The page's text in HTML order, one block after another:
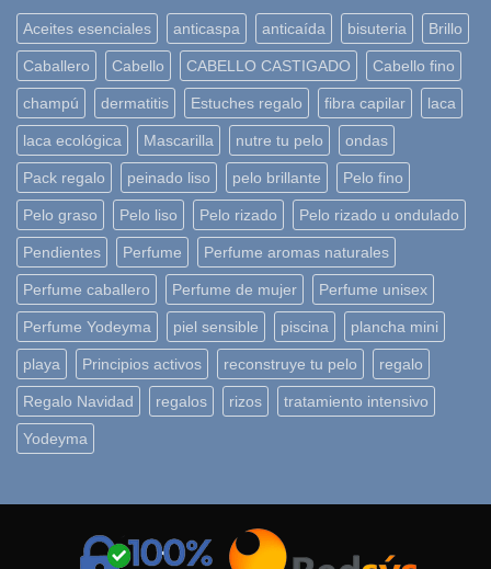
Aceites esenciales anticaspa anticaída bisuteria Brillo
Caballero Cabello CABELLO CASTIGADO Cabello fino
champú dermatitis Estuches regalo fibra capilar laca
laca ecológica Mascarilla nutre tu pelo ondas
Pack regalo peinado liso pelo brillante Pelo fino
Pelo graso Pelo liso Pelo rizado Pelo rizado u ondulado
Pendientes Perfume Perfume aromas naturales
Perfume caballero Perfume de mujer Perfume unisex
Perfume Yodeyma piel sensible piscina plancha mini
playa Principios activos reconstruye tu pelo regalo
Regalo Navidad regalos rizos tratamiento intensivo
Yodeyma